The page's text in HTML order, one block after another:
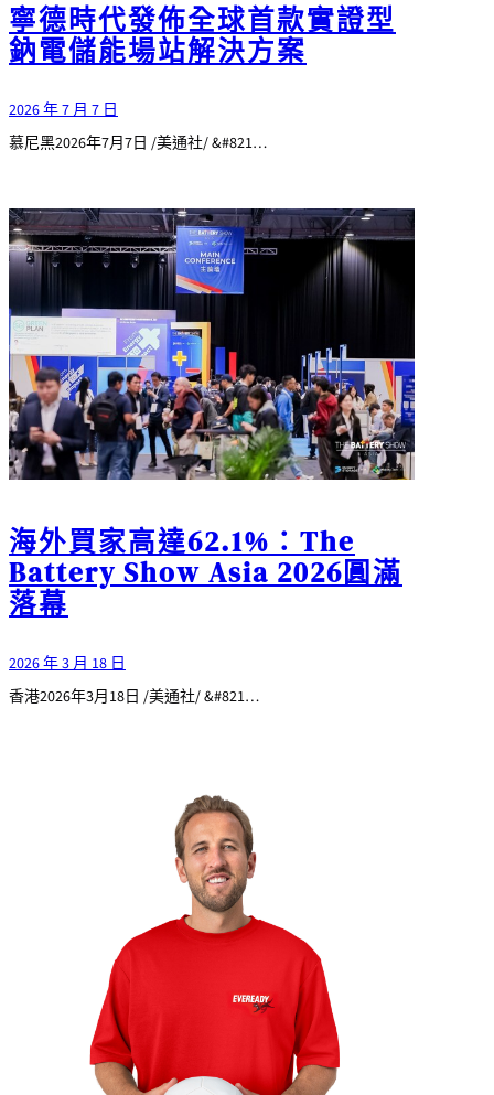
寧德時代發佈全球首款實證型
鈉電儲能場站解決方案
2026 年 7 月 7 日
慕尼黑2026年7月7日 /美通社/ &#821…
海外買家高達62.1%：The
Battery Show Asia 2026圓滿
落幕
2026 年 3 月 18 日
香港2026年3月18日 /美通社/ &#821…